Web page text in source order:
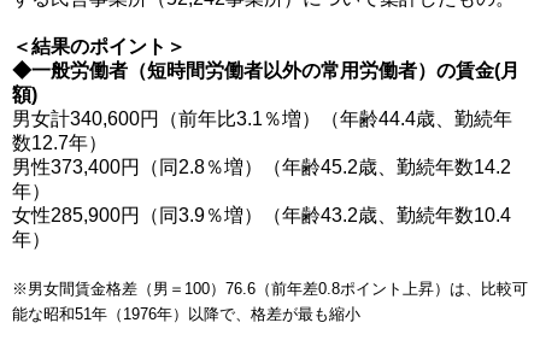
＜結果のポイント＞
◆一般労働者（短時間労働者以外の常用労働者）の賃金(月
額)
男女計340,600円（前年比3.1％増）（年齢44.4歳、勤続年
数12.7年）
男性373,400円（同2.8％増）（年齢45.2歳、勤続年数14.2
年）
女性285,900円（同3.9％増）（年齢43.2歳、勤続年数10.4
年）
※男女間賃金格差（男＝100）76.6（前年差0.8ポイント上昇）は、比較可
能な昭和51年（1976年）以降で、格差が最も縮小